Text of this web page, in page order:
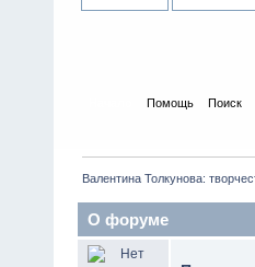
Помощь Поиск
Валентина Толкунова:
О форуме